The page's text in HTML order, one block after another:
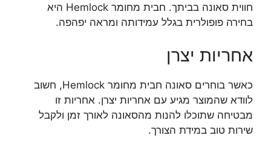
חווית סאונה בביתך. חבית מחומר Hemlock היא
בחירה פופולרית בגלל עמידותה ומראה יפהפה.
אחריות יצרן
כאשר בוחרים סאונה חבית מחומר Hemlock, חשוב
לוודא שהמוצר מגיע עם אחריות יצרן. אחריות זו
מבטיחה שתוכלו להנות מהסאונה לאורך זמן ולקבל
שירות טוב במידת הצורך.